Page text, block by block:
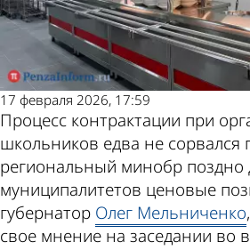
17 февраля 2026, 17:59
Процесс контрактации при
школьников едва не сорвался
региональный минобр поздно
муниципалитетов ценовые
губернатор Олег Мельниченко
свое мнение на заседании во